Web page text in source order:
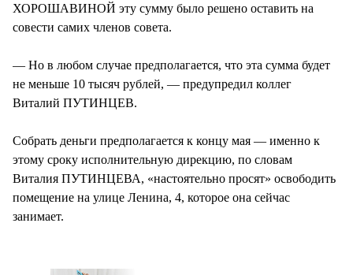
ХОРОШАВИНОЙ эту сумму было решено оставить на
совести самих членов совета.
— Но в любом случае предполагается, что эта сумма будет
не меньше 10 тысяч рублей, — предупредил коллег
Виталий ПУТИНЦЕВ.
Собрать деньги предполагается к концу мая — именно к
этому сроку исполнительную дирекцию, по словам
Виталия ПУТИНЦЕВА, «настоятельно просят» освободить
помещение на улице Ленина, 4, которое она сейчас
занимает.